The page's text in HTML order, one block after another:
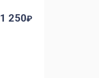
1 250